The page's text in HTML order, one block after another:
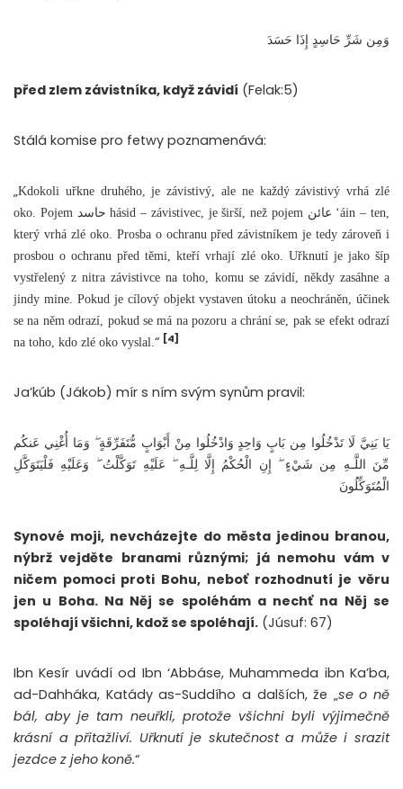
وَمِن شَرِّ حَاسِدٍ إِذَا حَسَدَ
před zlem závistníka, když závidí (Felak:5)
Stálá komise pro fetwy poznamenává:
„Kdokoli uřkne druhého, je závistivý, ale ne každý závistivý vrhá zlé
oko. Pojem حاسد hásid – závistivec, je širší, než pojem عائن ‘áin – ten,
který vrhá zlé oko. Prosba o ochranu před závistníkem je tedy zároveň i
prosbou o ochranu před těmi, kteří vrhají zlé oko. Uřknutí je jako šíp
vystřelený z nitra závistivce na toho, komu se závidí, někdy zasáhne a
jindy mine. Pokud je cílový objekt vystaven útoku a neochráněn, účinek
se na něm odrazí, pokud se má na pozoru a chrání se, pak se efekt odrazí
na toho, kdo zlé oko vyslal. “ [4]
Ja’kúb (Jákob) mír s ním svým synům pravil:
يَا بَنِيَّ لَا تَدْخُلُوا مِن بَابٍ وَاحِدٍ وَادْخُلُوا مِنْ أَبْوَابٍ مُّتَفَرِّقَةٍ ۖ وَمَا أُغْنِي عَنكُم
مِّنَ اللَّـهِ مِن شَيْءٍ ۖ إِنِ الْحُكْمُ إِلَّا لِلَّـهِ ۖ عَلَيْهِ تَوَكَّلْتُ ۖ وَعَلَيْهِ فَلْيَتَوَكَّلِ
الْمُتَوَكِّلُونَ
Synové moji, nevcházejte do města jedinou branou,
nýbrž vejděte branami různými; já nemohu vám v
ničem pomoci proti Bohu, neboť rozhodnutí je věru
jen u Boha. Na Něj se spoléhám a nechť na Něj se
spoléhají všichni, kdož se spoléhají. (Júsuf: 67)
Ibn Kesír uvádí od Ibn ‘Abbáse, Muhammeda ibn Ka’ba,
ad-Dahháka, Katády as-Suddího a dalších, že „se o ně
bál, aby je tam neuřkli, protože všichni byli výjimečně
krásní a přitažliví. Uřknutí je skutečnost a může i srazit
jezdce z jeho koně.“